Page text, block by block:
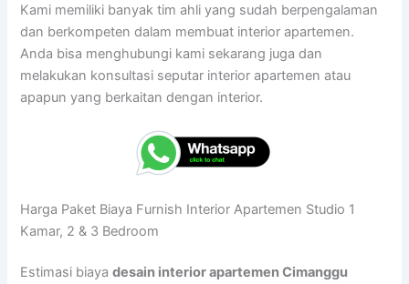
Kami memiliki banyak tim ahli yang sudah berpengalaman
dan berkompeten dalam membuat interior apartemen.
Anda bisa menghubungi kami sekarang juga dan
melakukan konsultasi seputar interior apartemen atau
apapun yang berkaitan dengan interior.
Harga Paket Biaya Furnish Interior Apartemen Studio 1
Kamar, 2 & 3 Bedroom
Estimasi biayadesain interior apartemen Cimanggu